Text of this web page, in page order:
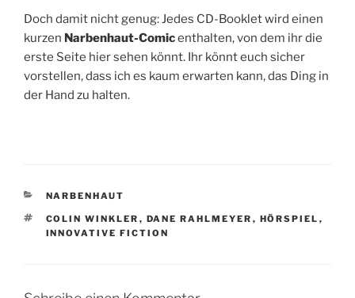
Doch damit nicht genug: Jedes CD-Booklet wird einen
kurzen Narbenhaut-Comicenthalten, von dem ihr die
erste Seite hier sehen könnt. Ihr könnt euch sicher
vorstellen, dass ich es kaum erwarten kann, das Ding in
der Hand zu halten.
KATEGORIEN
NARBENHAUT
SCHLAGWÖRTER
COLIN WINKLER , DANE RAHLMEYER , HÖRSPIEL ,
INNOVATIVE FICTION